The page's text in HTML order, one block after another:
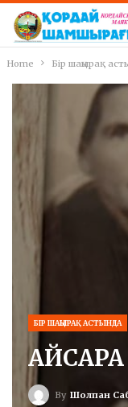
Home Бір шаңырақ
БІР ШАҢЫРАҚ АСТЫНДА
АЙСАРА
By Шолпан